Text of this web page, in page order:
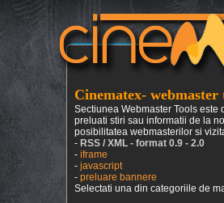
Cinematex- webmaster
Sectiunea Webmaster Tools
preluati stiri sau informatii de la
posibilitatea webmasterilor si
- RSS / XML - format 0.9 - 2.0
- iframe
- javascript
- preluare bannere
Selectati una din categoriile de